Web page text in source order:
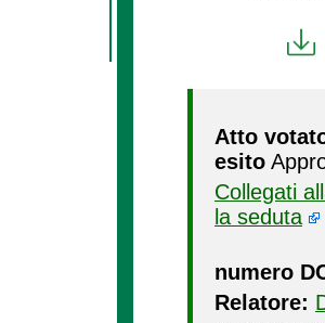
Atto
esito
Collegati
la seduta
numero
Relatore: